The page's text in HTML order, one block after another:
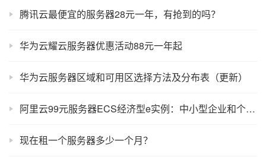
腾讯云最便宜的服务器28元一年，有抢到的吗？
华为云耀云服务器优惠活动88元一年起
华为云服务器区域和可用区选择方法及分布表（更新）
阿里云99元服务器ECS经济型e实例：中小型企业和个人性价比首选
现在租一个服务器多少一个月？